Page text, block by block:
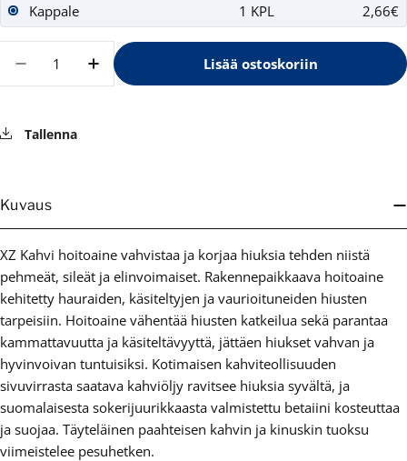
Kappale
1 KPL 2,66€
Vähennä määrää tuotteelle XZ Kinuskikahvi
Lisää määrää tuotteelle XZ
Lisää ostoskoriin
Tallenna
Kuvaus
XZ Kahvi hoitoaine vahvistaa ja korjaa hiuksia tehden niistä
pehmeät, sileät ja elinvoimaiset. Rakennepaikkaava hoitoaine
kehitetty hauraiden, käsiteltyjen ja vaurioituneiden hiusten
tarpeisiin. Hoitoaine vähentää hiusten katkeilua sekä parantaa
kammattavuutta ja käsiteltävyyttä, jättäen hiukset vahvan ja
hyvinvoivan tuntuisiksi. Kotimaisen kahviteollisuuden
sivuvirrasta saatava kahviöljy ravitsee hiuksia syvältä, ja
suomalaisesta sokerijuurikkaasta valmistettu betaiini kosteuttaa
ja suojaa. Täyteläinen paahteisen kahvin ja kinuskin tuoksu
viimeistelee pesuhetken.